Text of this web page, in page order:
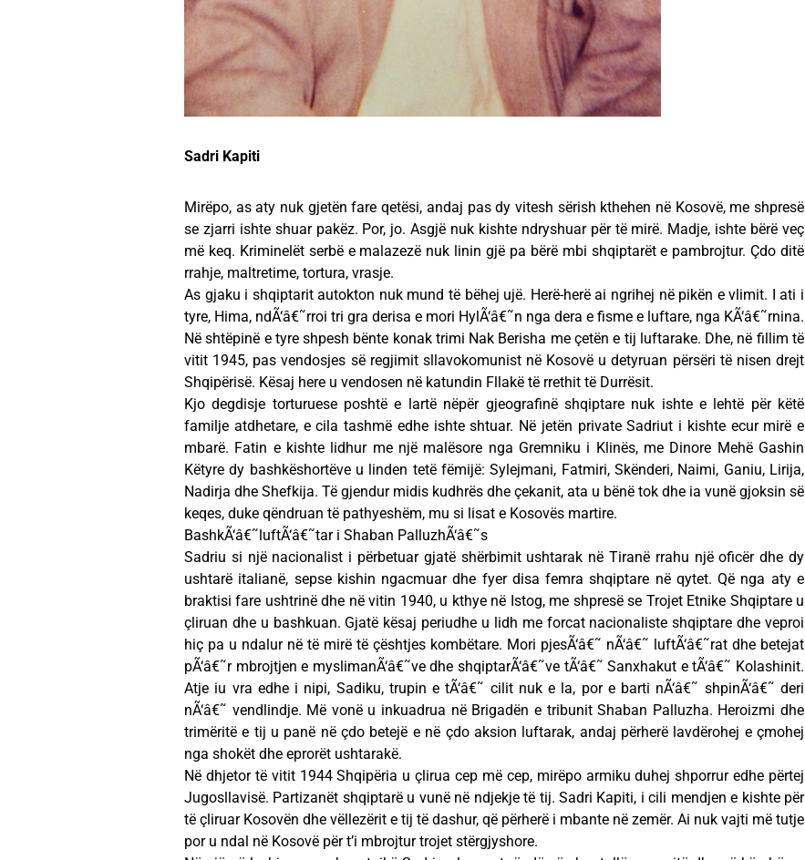
Sadri Kapiti
Mirëpo, as aty nuk gjetën fare qetësi, andaj pas dy vitesh sërish kthehen në Kosovë, me shpresë
se zjarri ishte shuar pakëz. Por, jo. Asgjë nuk kishte ndryshuar për të mirë. Madje, ishte bërë veç
më keq. Kriminelët serbë e malazezë nuk linin gjë pa bërë mbi shqiptarët e pambrojtur. Çdo ditë
rrahje, maltretime, tortura, vrasje.
As gjaku i shqiptarit autokton nuk mund të bëhej ujë. Herë-herë ai ngrihej në pikën e vlimit. I ati i
tyre, Hima, ndÃ‘â€˜rroi tri gra derisa e mori HylÃ‘â€˜n nga dera e fisme e luftare, nga KÃ‘â€˜rnina.
Në shtëpinë e tyre shpesh bënte konak trimi Nak Berisha me çetën e tij luftarake. Dhe, në fillim të
vitit 1945, pas vendosjes së regjimit sllavokomunist në Kosovë u detyruan përsëri të nisen drejt
Shqipërisë. Kësaj here u vendosen në katundin Fllakë të rrethit të Durrësit.
Kjo degdisje torturuese poshtë e lartë nëpër gjeografinë shqiptare nuk ishte e lehtë për këtë
familje atdhetare, e cila tashmë edhe ishte shtuar. Në jetën private Sadriut i kishte ecur mirë e
mbarë. Fatin e kishte lidhur me një malësore nga Gremniku i Klinës, me Dinore Mehë Gashin
Këtyre dy bashkëshortëve u linden tetë fëmijë: Sylejmani, Fatmiri, Skënderi, Naimi, Ganiu, Lirija,
Nadirja dhe Shefkija. Të gjendur midis kudhrës dhe çekanit, ata u bënë tok dhe ia vunë gjoksin së
keqes, duke qëndruan të pathyeshëm, mu si lisat e Kosovës martire.
BashkÃ‘â€˜luftÃ‘â€˜tar i Shaban PalluzhÃ‘â€˜s
Sadriu si një nacionalist i përbetuar gjatë shërbimit ushtarak në Tiranë rrahu një oficër dhe dy
ushtarë italianë, sepse kishin ngacmuar dhe fyer disa femra shqiptare në qytet. Që nga aty e
braktisi fare ushtrinë dhe në vitin 1940, u kthye në Istog, me shpresë se Trojet Etnike Shqiptare u
çliruan dhe u bashkuan. Gjatë kësaj periudhe u lidh me forcat nacionaliste shqiptare dhe veproi
hiç pa u ndalur në të mirë të çështjes kombëtare. Mori pjesÃ‘â€˜ nÃ‘â€˜ luftÃ‘â€˜rat dhe betejat
pÃ‘â€˜r mbrojtjen e myslimanÃ‘â€˜ve dhe shqiptarÃ‘â€˜ve tÃ‘â€˜ Sanxhakut e tÃ‘â€˜ Kolashinit.
Atje iu vra edhe i nipi, Sadiku, trupin e tÃ‘â€˜ cilit nuk e la, por e barti nÃ‘â€˜ shpinÃ‘â€˜ deri
nÃ‘â€˜ vendlindje. Më vonë u inkuadrua në Brigadën e tribunit Shaban Palluzha. Heroizmi dhe
trimëritë e tij u panë në çdo betejë e në çdo aksion luftarak, andaj përherë lavdërohej e çmohej
nga shokët dhe eprorët ushtarakë.
Në dhjetor të vitit 1944 Shqipëria u çlirua cep më cep, mirëpo armiku duhej shporrur edhe përtej
Jugosllavisë. Partizanët shqiptarë u vunë në ndjekje të tij. Sadri Kapiti, i cili mendjen e kishte për
të çliruar Kosovën dhe vëllezërit e tij të dashur, që përherë i mbante në zemër. Ai nuk vajti më tutje
por u ndal në Kosovë për t’i mbrojtur trojet stërgjyshore.